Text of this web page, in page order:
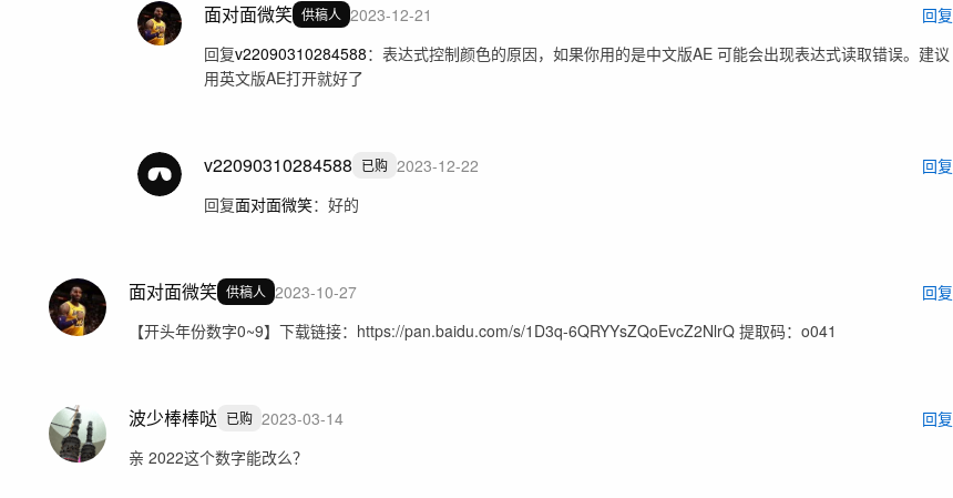
面对面微笑 供稿人 2023-12-21
回复
回复v22090310284588： 表达式控制颜色的原因，如果你用的是中文版AE 可能会出现表达式读取错误。建议
用英文版AE打开就好了
v22090310284588 已购 2023-12-22
回复
回复面对面微笑： 好的
面对面微笑 供稿人 2023-10-27
回复
【开头年份数字0~9】下载链接：https://pan.baidu.com/s/1D3q-6QRYYsZQoEvcZ2NlrQ 提取码：o041
波少棒棒哒 已购 2023-03-14
回复
亲 2022这个数字能改么？